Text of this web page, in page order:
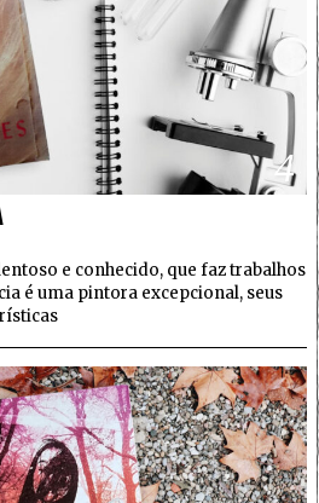
4
e conhecido, que faz trabalhos
é uma pintora excepcional, seus